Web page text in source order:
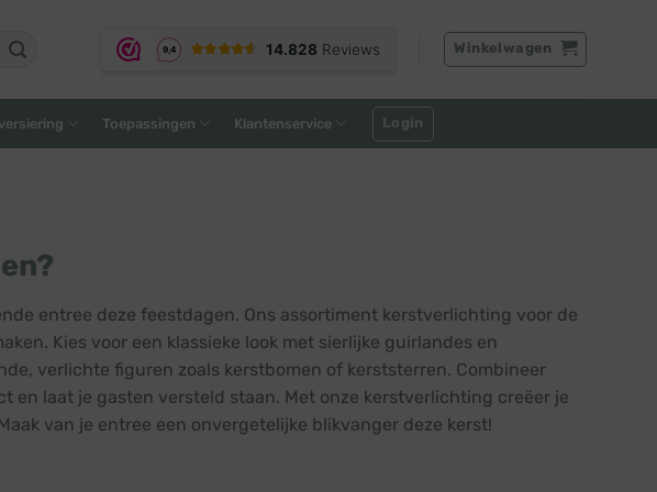
Winkelwagen
Toepassingen Klantenservice Login
entree deze feestdagen. Ons assortiment kerstverlichting voor de
Kies voor een klassieke look met sierlijke guirlandes en
verlichte figuren zoals kerstbomen of kerststerren. Combineer
en laat je gasten versteld staan. Met onze kerstverlichting creëer je
van je entree een onvergetelijke blikvanger deze kerst!